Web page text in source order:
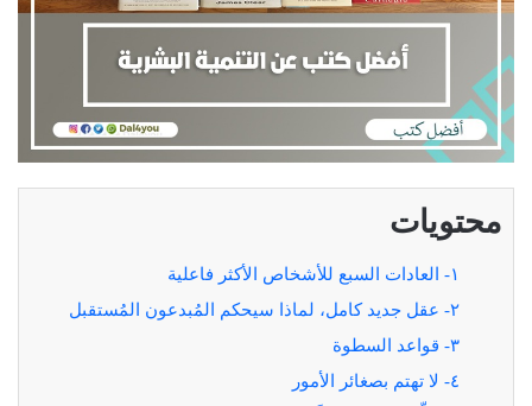
محتويات
١- العادات السبع للأشخاص الأكثر فاعلية
٢- عقل جديد كامل، لماذا سيحكم المُبدعون المُستقبل
٣- قواعد السطوة
٤- لا تهتم بصغائر الأمور